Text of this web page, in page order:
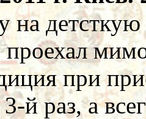
на
проехал
при
й раз, а